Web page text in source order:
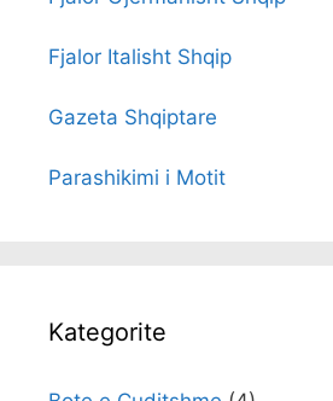
Fjalor Italisht Shqip
Gazeta Shqiptare
Parashikimi i Motit
Kategorite